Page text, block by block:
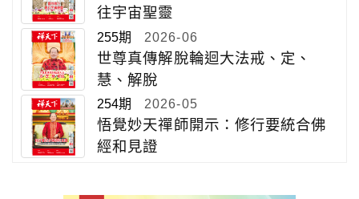
往宇宙聖靈
255期 2026-06
世尊真傳解脫輪迴大法戒、定、
慧、解脫
254期 2026-05
悟覺妙天禪師開示：修行要統合佛
經和見證